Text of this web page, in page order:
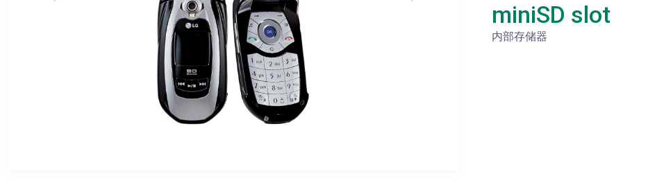
miniSD slot
内部存储器